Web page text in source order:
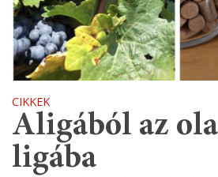
CIKKEK
Aligából az
ligába